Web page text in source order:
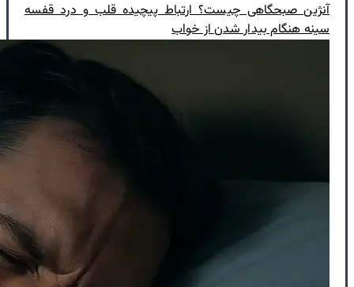
آنژین صبحگاهی چیست؟ ارتباط پیچیده قلب و درد قفسه
سینه هنگام بیدار شدن از خواب